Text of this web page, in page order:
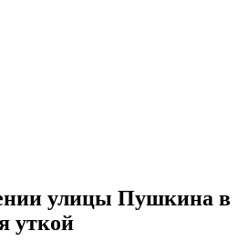
улицы Пушкина в
уткой